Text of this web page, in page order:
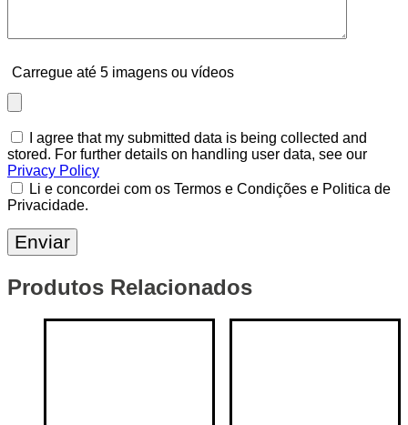
Carregue até 5 imagens ou vídeos
I agree that my submitted data is being collected and
stored. For further details on handling user data, see our
Privacy Policy
Li e concordei com os Termos e Condições e Politica de
Privacidade.
Produtos Relacionados